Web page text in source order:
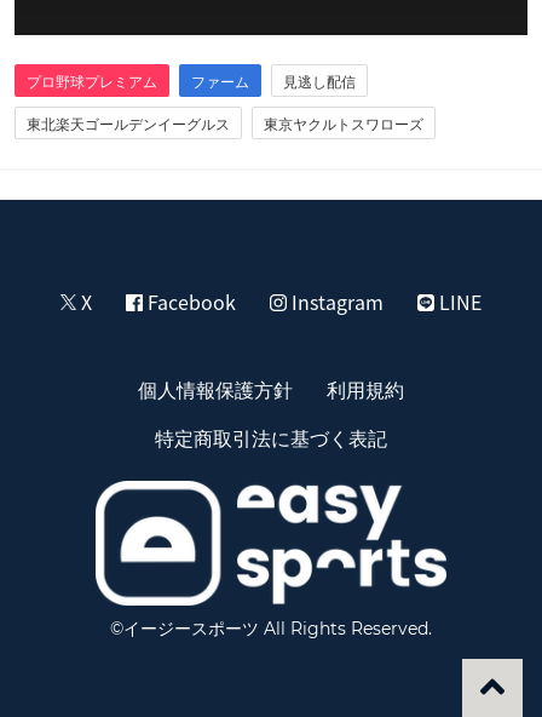
プロ野球プレミアム ファーム
見逃し配信
東北楽天ゴールデンイーグルス
東京ヤクルトスワローズ
X Facebook Instagram LINE
個人情報保護方針
利用規約
特定商取引法に基づく表記
©イージースポーツ All Rights Reserved.